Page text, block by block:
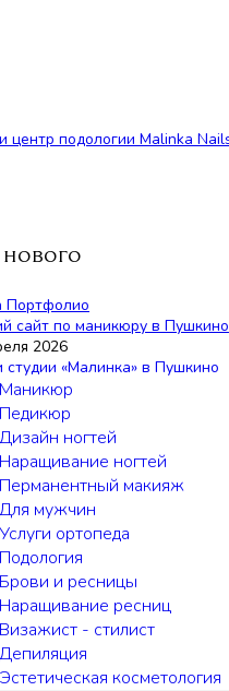
сайт по маникюру в Пушкино
2026
студии «Малинка» в Пушкино
Маникюр
Педикюр
Дизайн ногтей
Наращивание ногтей
Перманентный макияж
Для мужчин
Услуги ортопеда
Подология
Брови и ресницы
Наращивание ресниц
Визажист - стилист
Депиляция
Эстетическая косметология